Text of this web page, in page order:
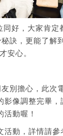
同好，大家肯定
訣，更能了解
安心。
別擔心，此次
影像調整完畢，
活動喔！
活動，詳情請